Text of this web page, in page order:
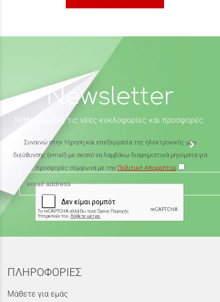
Newsletter
Μάθε πρώτος τις νέες κυκλοφορίες και προσφορές.
Συναινώ στην τήρηση και επεξεργασία της ηλεκτρονικής μου
διεύθυνσης (email) με σκοπό να λαμβάνω διαφημιστικά μηνύματα για
προσφορές σύμφωνα με την Πολιτική Απορρήτου
ΠΛΗΡΟΦΟΡΙΕΣ
Μάθετε για εμάς